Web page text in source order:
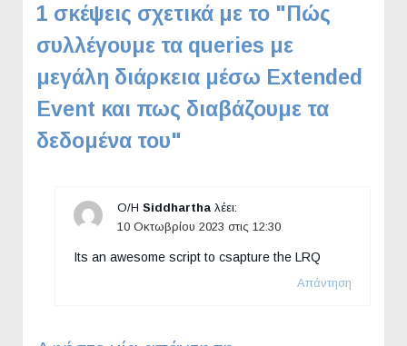
1 σκέψεις σχετικά με το "Πώς
συλλέγουμε τα queries με
μεγάλη διάρκεια μέσω Extended
Event και πως διαβάζουμε τα
δεδομένα του"
Ο/Η Siddhartha λέει:
10 Οκτωβρίου 2023 στις 12:30
Its an awesome script to csapture the LRQ
Απάντηση